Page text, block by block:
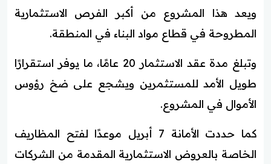
ويعد هذا المشروع من أكبر الفرص الاستثمارية
المطروحة في قطاع مواد البناء في المنطقة.
وتبلغ مدة عقد الاستثمار 20 عامًا، ما يوفر استقرارًا
طويل الأمد للمستثمرين ويشجع على ضخ رؤوس
الأموال في المشروع.
كما حددت الأمانة 7 أبريل موعدًا لفتح المظاريف
الخاصة بالعروض الاستثمارية المقدمة من الشركات